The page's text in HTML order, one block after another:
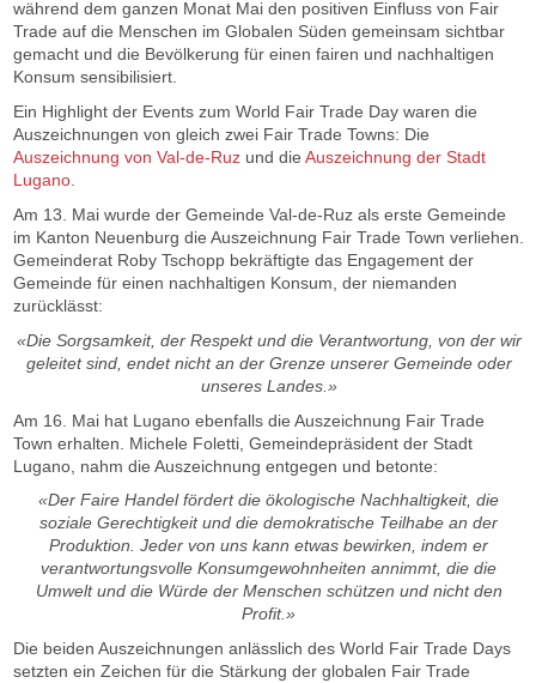
während dem ganzen Monat Mai den positiven Einfluss von Fair
Trade auf die Menschen im Globalen Süden gemeinsam sichtbar
gemacht und die Bevölkerung für einen fairen und nachhaltigen
Konsum sensibilisiert.
Ein Highlight der Events zum World Fair Trade Day waren die
Auszeichnungen von gleich zwei Fair Trade Towns: Die
Auszeichnung von Val-de-Ruzund die Auszeichnung der Stadt
Lugano.
Am 13. Mai wurde der Gemeinde Val-de-Ruz als erste Gemeinde
im Kanton Neuenburg die Auszeichnung Fair Trade Town verliehen.
Gemeinderat Roby Tschopp bekräftigte das Engagement der
Gemeinde für einen nachhaltigen Konsum, der niemanden
zurücklässt:
«Die Sorgsamkeit, der Respekt und die Verantwortung, von der wir
geleitet sind, endet nicht an der Grenze unserer Gemeinde oder
unseres Landes.»
Am 16. Mai hat Lugano ebenfalls die Auszeichnung Fair Trade
Town erhalten. Michele Foletti, Gemeindepräsident der Stadt
Lugano, nahm die Auszeichnung entgegen und betonte:
«Der Faire Handel fördert die ökologische Nachhaltigkeit, die
soziale Gerechtigkeit und die demokratische Teilhabe an der
Produktion. Jeder von uns kann etwas bewirken, indem er
verantwortungsvolle Konsumgewohnheiten annimmt, die die
Umwelt und die Würde der Menschen schützen und nicht den
Profit.»
Die beiden Auszeichnungen anlässlich des World Fair Trade Days
setzten ein Zeichen für die Stärkung der globalen Fair Trade